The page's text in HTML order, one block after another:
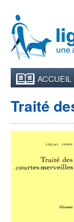
ACCUEIL
Traité